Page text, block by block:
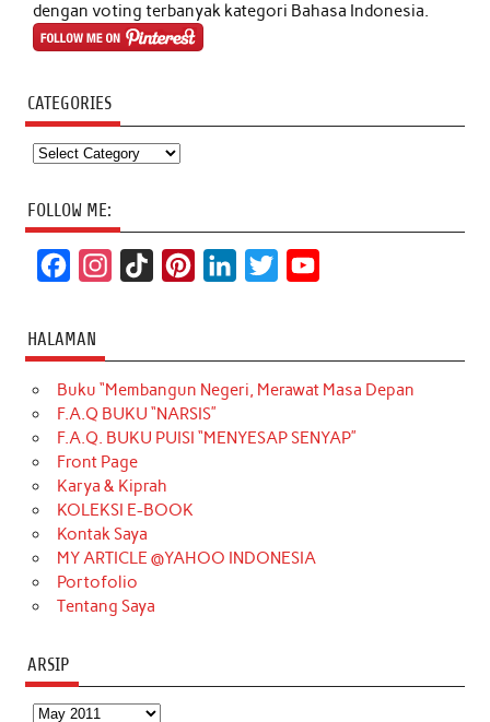
dengan voting terbanyak kategori Bahasa Indonesia.
CATEGORIES
Categories
FOLLOW ME:
c
e
b
o
o
k
t
a
g
r
a
m
T
o
k
t
e
r
k
e
d
t
t
e
T
u
b
HALAMAN
Buku “Membangun Negeri, Merawat Masa Depan
F.A.Q BUKU “NARSIS”
F.A.Q. BUKU PUISI “MENYESAP SENYAP”
Front Page
Karya & Kiprah
KOLEKSI E-BOOK
Kontak Saya
MY ARTICLE @YAHOO INDONESIA
Portofolio
Tentang Saya
ARSIP
Arsip